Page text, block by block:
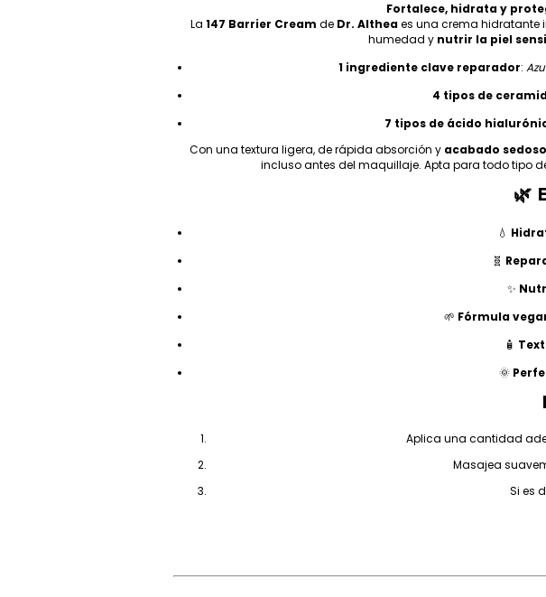
Fortalece, hidrata y
La 147 Barrier Cream de Dr. Altheaes una crema hidratante
humedad y nutrir la piel
1 ingrediente clave reparador:
4 tipos de
7 tipos de ácido
Con una textura ligera, de rápida absorción y acabado
incluso antes del maquillaje. Apta para todo tipo
🌿
💧
🧬
✨
🌱 Fórmula
🧴
🌞
Aplica una cantidad
Masajea
Si es